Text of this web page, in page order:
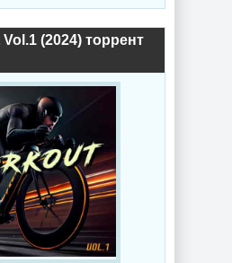
(2024) торрент